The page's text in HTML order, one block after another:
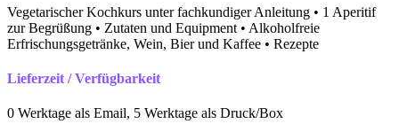
Vegetarischer Kochkurs unter fachkundiger Anleitung • 1 Aperitif
zur Begrüßung • Zutaten und Equipment • Alkoholfreie
Erfrischungsgetränke, Wein, Bier und Kaffee • Rezepte
Lieferzeit / Verfügbarkeit
0 Werktage als Email, 5 Werktage als Druck/Box